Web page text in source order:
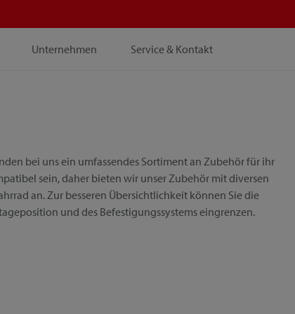
Unternehmen Service & Kontakt
bei uns ein umfassendes Sortiment an Zubehör für ihr
sein, daher bieten wir unser Zubehör mit diversen
an. Zur besseren Übersichtlichkeit können Sie die
und des Befestigungssystems eingrenzen.